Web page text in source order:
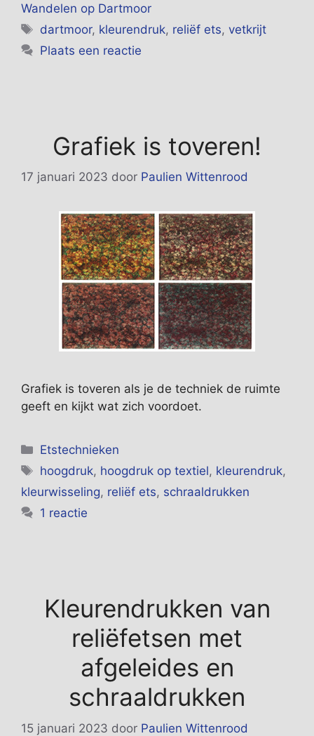
Wandelen op Dartmoor
Tags
dartmoor, kleurendruk, reliëf ets,vetkrijt
Plaats een reactie
Grafiek is toveren!
17 januari 2023 door Paulien Wittenrood
Grafiek is toveren als je de techniek de ruimte
geeft en kijkt wat zich voordoet.
Categorieën
Etstechnieken
Tags
hoogdruk, hoogdruk op textiel, kleurendruk,
kleurwisseling, reliëf ets, schraaldrukken
1 reactie
Kleurendrukken van
reliëfetsen met
afgeleides en
schraaldrukken
15 januari 2023 door Paulien Wittenrood